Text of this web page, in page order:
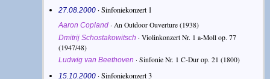
27.08.2000 · Sinfoniekonzert 1
Aaron Copland ·An Outdoor Ouverture (1938)
Dmitrij Schostakowitsch ·Violinkonzert Nr. 1 a-Moll op. 77
(1947/48)
Ludwig van Beethoven ·Sinfonie Nr. 1 C-Dur op. 21 (1800)
15.10.2000 · Sinfoniekonzert 3